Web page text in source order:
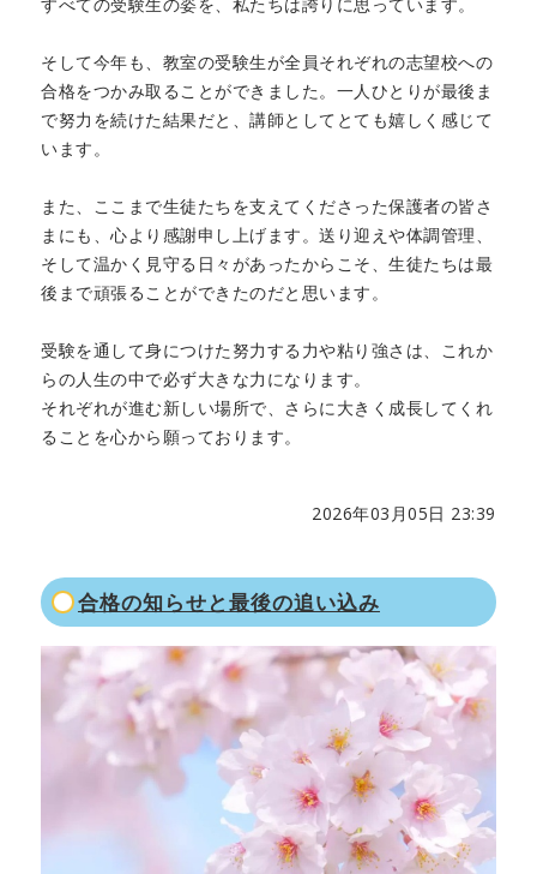
そして今年も、教室の受験生が全員それぞれの志望校への
合格をつかみ取ることができました。一人ひとりが最後ま
で努力を続けた結果だと、講師としてとても嬉しく感じて
います。
また、ここまで生徒たちを支えてくださった保護者の皆さ
まにも、心より感謝申し上げます。送り迎えや体調管理、
そして温かく見守る日々があったからこそ、生徒たちは最
後まで頑張ることができたのだと思います。
受験を通して身につけた努力する力や粘り強さは、これか
らの人生の中で必ず大きな力になります。
それぞれが進む新しい場所で、さらに大きく成長してくれ
ることを心から願っております。
2026年03月05日 23:39
合格の知らせと最後の追い込み